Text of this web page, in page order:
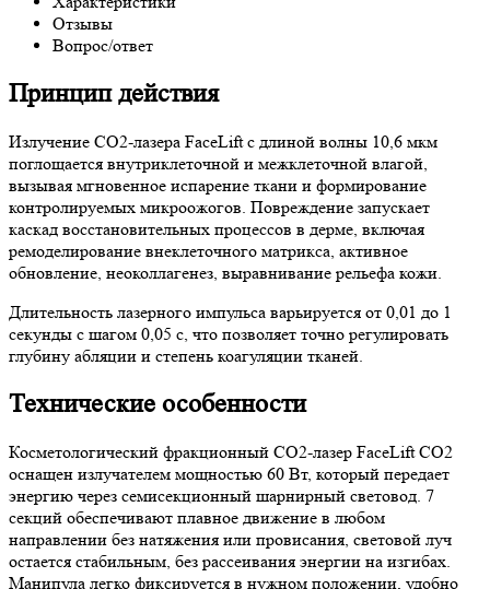
Отзывы
Вопрос/ответ
Принцип действия
Излучение СО2-лазера FaceLift с длиной волны 10,6 мкм
поглощается внутриклеточной и межклеточной влагой,
вызывая мгновенное испарение ткани и формирование
контролируемых микроожогов. Повреждение запускает
каскад восстановительных процессов в дерме, включая
ремоделирование внеклеточного матрикса, активное
обновление, неоколлагенез, выравнивание рельефа кожи.
Длительность лазерного импульса варьируется от 0,01 до 1
секунды с шагом 0,05 с, что позволяет точно регулировать
глубину абляции и степень коагуляции тканей.
Технические особенности
Косметологический фракционный СО2-лазер FaceLift CO2
оснащен излучателем мощностью 60 Вт, который передает
энергию через семисекционный шарнирный световод. 7
секций обеспечивают плавное движение в любом
направлении без натяжения или провисания, световой луч
остается стабильным, без рассеивания энергии на изгибах.
Манипула легко фиксируется в нужном положении, удобно